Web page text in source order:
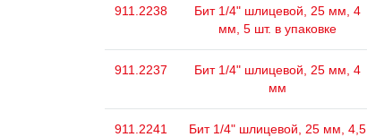
911.2238
Бит 1/4" шлицевой, 25 мм, 4
мм, 5 шт. в упаковке
911.2237
Бит 1/4" шлицевой, 25 мм, 4
мм
911.2241
Бит 1/4" шлицевой, 25 мм, 4,5